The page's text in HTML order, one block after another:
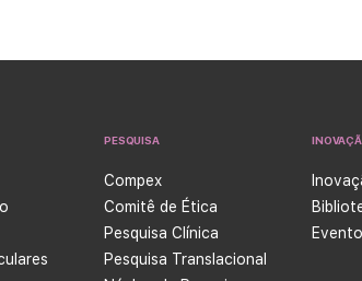
PESQUISA
Compex
Comitê de Ética
Pesquisa Clínica
Pesquisa Translacional